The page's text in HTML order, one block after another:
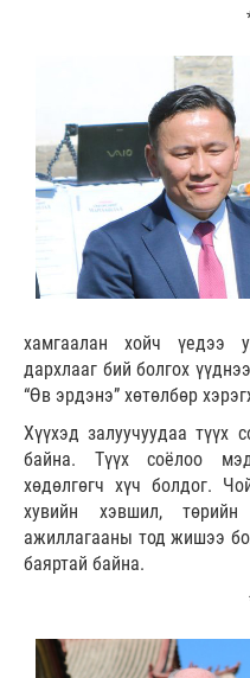
хамгаалан хойч үедээ
дархлааг бий болгох
“Өв эрдэнэ” хөтөлбөр
Хүүхэд залуучуудаа түүх
байна. Түүх соёлоо
хөдөлгөгч хүч болдог.
хувийн хэвшил,
ажиллагааны тод жишээ
баяртай байна.